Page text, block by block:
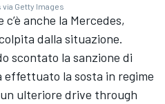
Getty Images
anche la Mercedes,
dalla situazione.
scontato la sanzione di
effettuato la sosta in regime
ulteriore drive through